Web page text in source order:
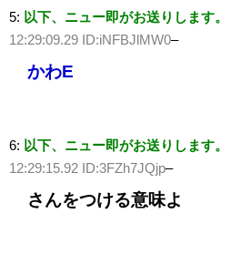
5: 以下、ニュー即がお送りします。
12:29:09.29 ID:iNFBJlMW0–
かわE
6: 以下、ニュー即がお送りします。
12:29:15.92 ID:3FZh7JQjp–
さんをつける意味よ